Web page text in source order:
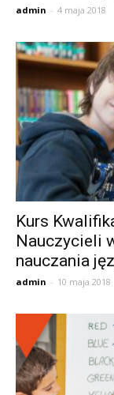
admin - 4 maja 2018
Kurs
Nauczycieli
nauczania
admin - 10 maja 2018